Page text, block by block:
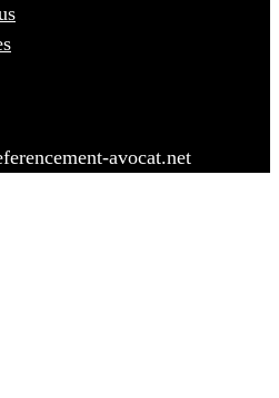
avocat.net